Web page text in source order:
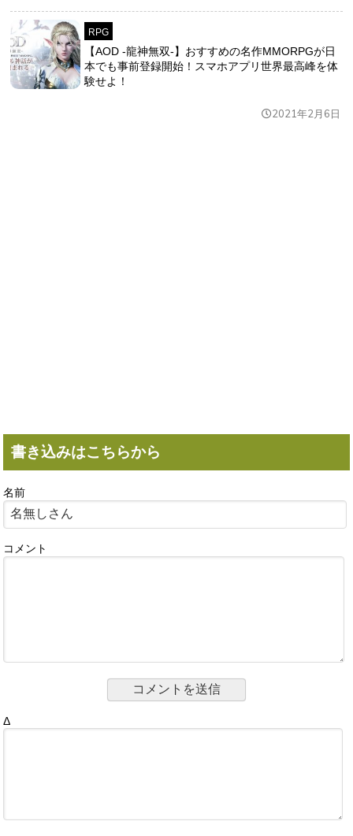
RPG
【AOD -龍神無双-】おすすめの名作MMORPGが日
本でも事前登録開始！スマホアプリ世界最高峰を体
験せよ！
2021年2月6日
書き込みはこちらから
名前
コメント
Δ